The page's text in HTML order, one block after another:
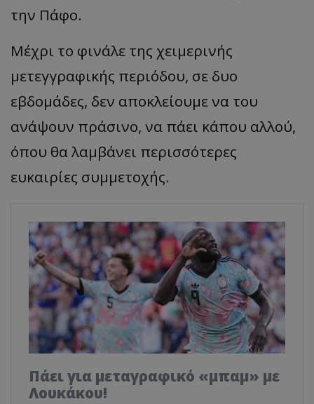
την Πάφο.
Μέχρι το φινάλε της χειμερινής
μετεγγραφικής περιόδου, σε δυο
εβδομάδες, δεν αποκλείουμε να του
ανάψουν πράσινο, να πάει κάπου αλλού,
όπου θα λαμβάνει περισσότερες
ευκαιρίες συμμετοχής.
Πάει για μεταγραφικό «μπαμ» με
Λουκάκου!